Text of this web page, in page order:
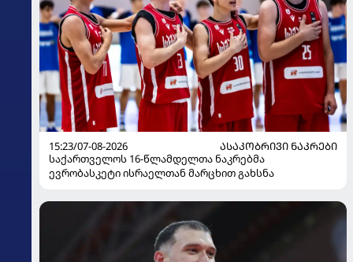
15:23/07-08-2026
ᲐᲡᲐᲙᲝᲑᲠᲘᲕᲘ ᲜᲐᲙᲠᲔᲑᲘ
საქართველოს 16-წლამდელთა ნაკრებმა
ევრობასკეტი ისრაელთან მარცხით გახსნა